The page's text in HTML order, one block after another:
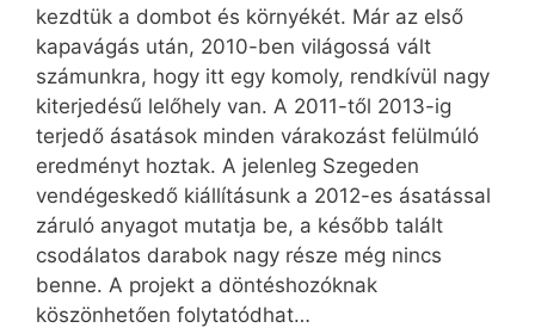
kezdtük a dombot és környékét. Már az első
kapavágás után, 2010-ben világossá vált
számunkra, hogy itt egy komoly, rendkívül nagy
kiterjedésű lelőhely van. A 2011-től 2013-ig
terjedő ásatások minden várakozást felülmúló
eredményt hoztak. A jelenleg Szegeden
vendégeskedő kiállításunk a 2012-es ásatással
záruló anyagot mutatja be, a később talált
csodálatos darabok nagy része még nincs
benne. A projekt a döntéshozóknak
köszönhetően folytatódhat…